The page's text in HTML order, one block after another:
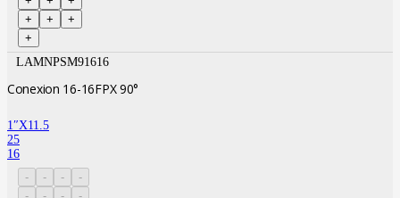
LAMNPSM91616
Conexion 16-16FPX 90°
1″X11.5
25
16